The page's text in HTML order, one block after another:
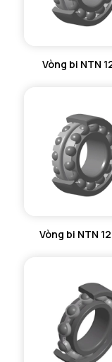
VÒNG BI LĂN TRỤ
GỐI ĐỠ 2 NỬA NTN
MÁY GIA NHIỆT NTN
Vòng bi NTN
Vòng bi NTN